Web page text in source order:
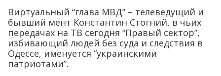
Виртуальный “глава МВД” – телеведущий и
бывший мент Константин Стогний, в чьих
передачах на ТВ сегодня “Правый сектор”,
избивающий людей без суда и следствия в
Одессе, именуется “украинскими
патриотами”.